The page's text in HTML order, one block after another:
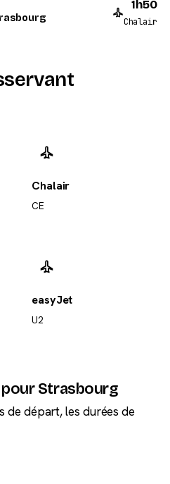
1h50
Chalair
Chalair
CE
easyJet
U2
Strasbourg
de départ, les durées de